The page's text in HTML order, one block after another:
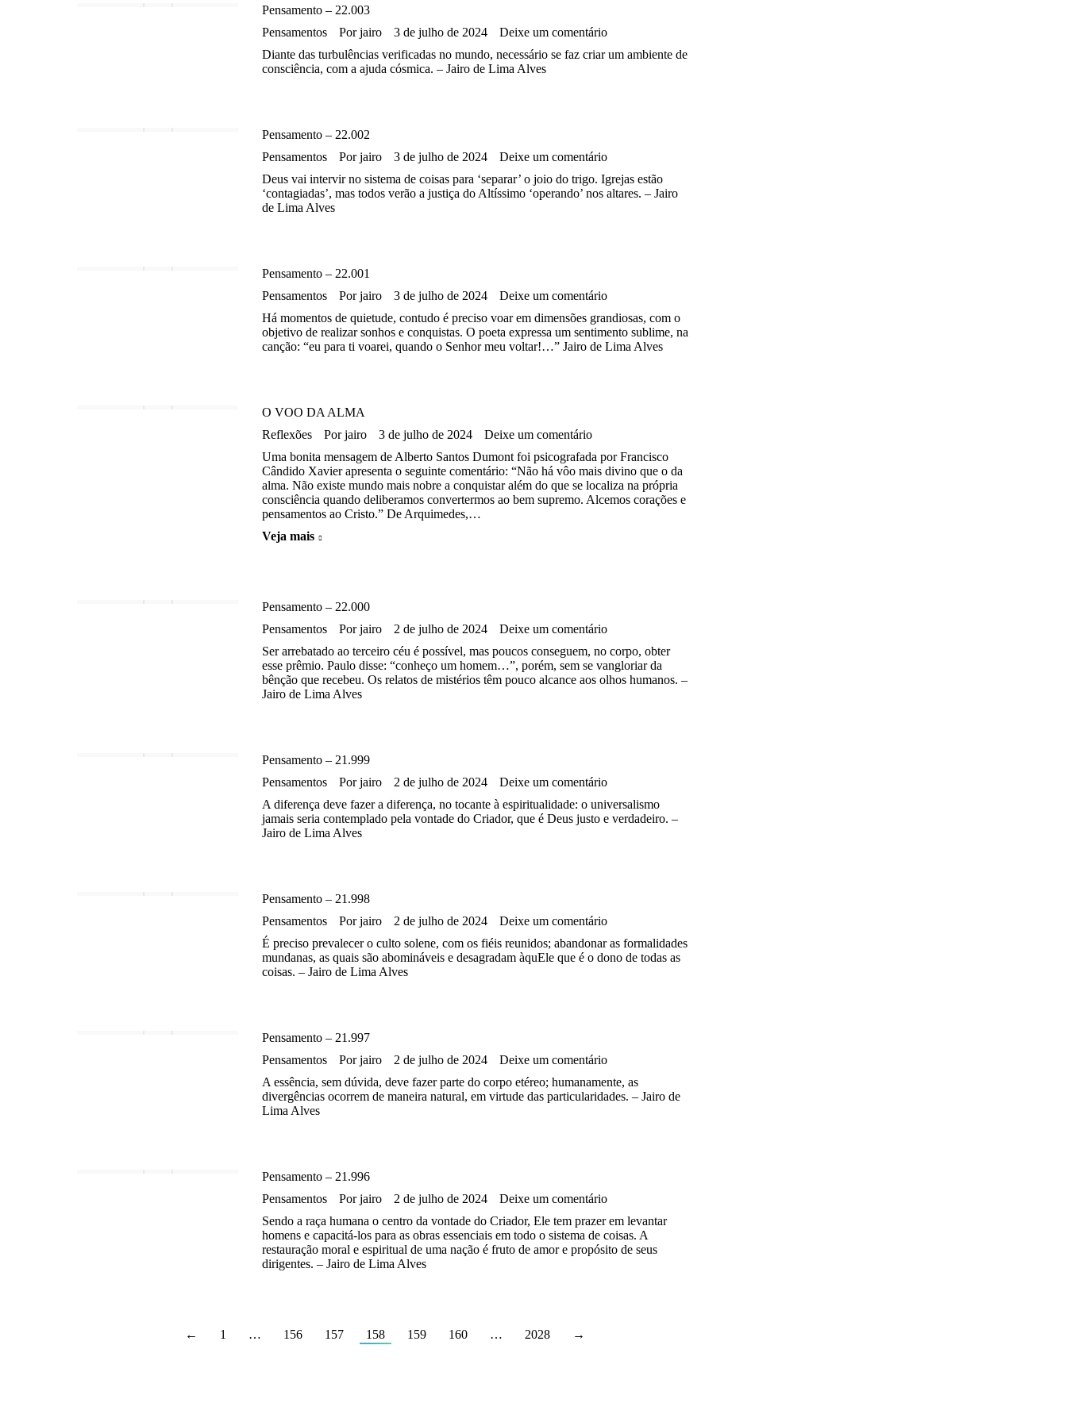
Pensamento – 22.003
Pensamentos
Porjairo 3 de julho de 2024
Deixe um comentário
Diante das turbulências verificadas no mundo, necessário se faz criar um ambiente de
consciência, com a ajuda cósmica. – Jairo de Lima Alves
Pensamento – 22.002
Pensamentos
Porjairo 3 de julho de 2024
Deixe um comentário
Deus vai intervir no sistema de coisas para ‘separar’ o joio do trigo. Igrejas estão
‘contagiadas’, mas todos verão a justiça do Altíssimo ‘operando’ nos altares. – Jairo
de Lima Alves
Pensamento – 22.001
Pensamentos
Porjairo 3 de julho de 2024
Deixe um comentário
Há momentos de quietude, contudo é preciso voar em dimensões grandiosas, com o
objetivo de realizar sonhos e conquistas. O poeta expressa um sentimento sublime, na
canção: “eu para ti voarei, quando o Senhor meu voltar!…” Jairo de Lima Alves
O VOO DA ALMA
Reflexões
Porjairo 3 de julho de 2024
Deixe um comentário
Uma bonita mensagem de Alberto Santos Dumont foi psicografada por Francisco
Cândido Xavier apresenta o seguinte comentário: “Não há vôo mais divino que o da
alma. Não existe mundo mais nobre a conquistar além do que se localiza na própria
consciência quando deliberamos convertermos ao bem supremo. Alcemos corações e
pensamentos ao Cristo.” De Arquimedes,…
Veja mais
Pensamento – 22.000
Pensamentos
Porjairo 2 de julho de 2024
Deixe um comentário
Ser arrebatado ao terceiro céu é possível, mas poucos conseguem, no corpo, obter
esse prêmio. Paulo disse: “conheço um homem…”, porém, sem se vangloriar da
bênção que recebeu. Os relatos de mistérios têm pouco alcance aos olhos humanos. –
Jairo de Lima Alves
Pensamento – 21.999
Pensamentos
Porjairo 2 de julho de 2024
Deixe um comentário
A diferença deve fazer a diferença, no tocante à espiritualidade: o universalismo
jamais seria contemplado pela vontade do Criador, que é Deus justo e verdadeiro. –
Jairo de Lima Alves
Pensamento – 21.998
Pensamentos
Porjairo 2 de julho de 2024
Deixe um comentário
É preciso prevalecer o culto solene, com os fiéis reunidos; abandonar as formalidades
mundanas, as quais são abomináveis e desagradam àquEle que é o dono de todas as
coisas. – Jairo de Lima Alves
Pensamento – 21.997
Pensamentos
Porjairo 2 de julho de 2024
Deixe um comentário
A essência, sem dúvida, deve fazer parte do corpo etéreo; humanamente, as
divergências ocorrem de maneira natural, em virtude das particularidades. – Jairo de
Lima Alves
Pensamento – 21.996
Pensamentos
Porjairo 2 de julho de 2024
Deixe um comentário
Sendo a raça humana o centro da vontade do Criador, Ele tem prazer em levantar
homens e capacitá-los para as obras essenciais em todo o sistema de coisas. A
restauração moral e espiritual de uma nação é fruto de amor e propósito de seus
dirigentes. – Jairo de Lima Alves
← 1 … 156 157 158 159 160 … 2028 →